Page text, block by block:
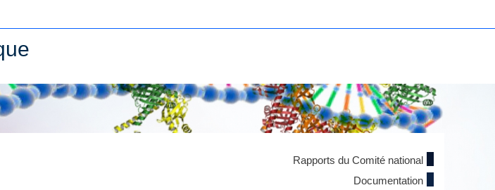
Rapports du Comité national
Documentation